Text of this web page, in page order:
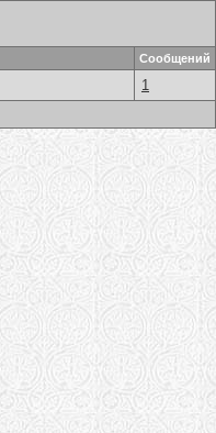
Сообщений
1